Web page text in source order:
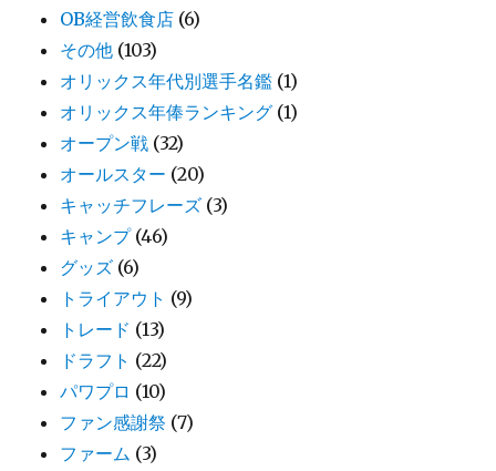
OB経営飲食店 (6)
その他 (103)
オリックス年代別選手名鑑 (1)
オリックス年俸ランキング (1)
オープン戦 (32)
オールスター (20)
キャッチフレーズ (3)
キャンプ(46)
グッズ (6)
トライアウト (9)
トレード (13)
ドラフト (22)
パワプロ (10)
ファン感謝祭 (7)
ファーム (3)